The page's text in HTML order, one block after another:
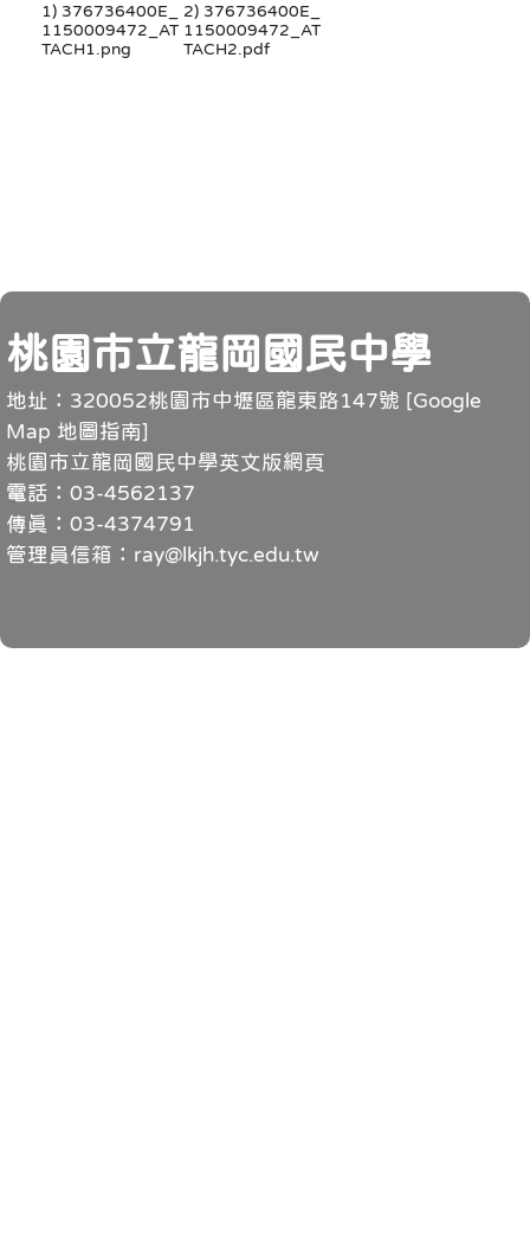
1) 376736400E_
1150009472_AT
TACH1.png
2) 376736400E_
1150009472_AT
TACH2.pdf
頁尾
桃園市立龍岡國民中學
地址：320052桃園市中壢區龍東路147號 [Google
Map 地圖指南]
桃園市立龍岡國民中學英文版網頁
電話：03-4562137
傳真：03-4374791
管理員信箱：ray@lkjh.tyc.edu.tw